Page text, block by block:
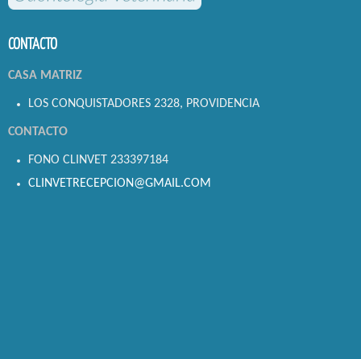
CONTACTO
CASA MATRIZ
LOS CONQUISTADORES 2328, PROVIDENCIA
CONTACTO
FONO CLINVET 233397184
CLINVETRECEPCION@GMAIL.COM